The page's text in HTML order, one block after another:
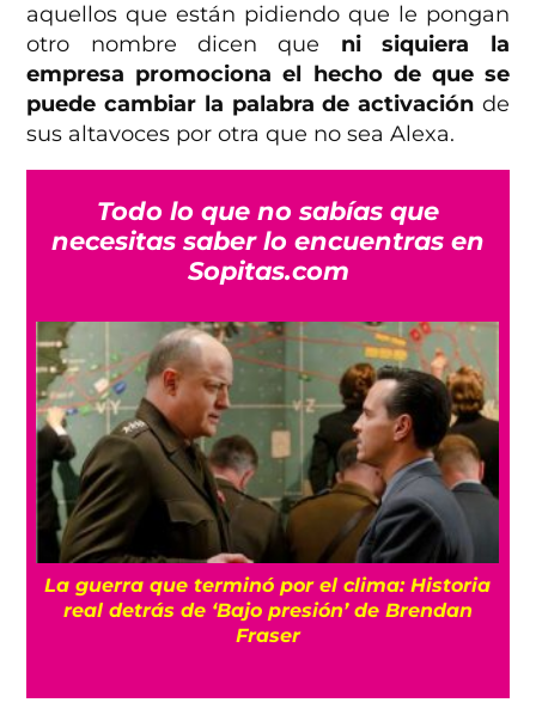
aquellos que están pidiendo que le pongan
otro nombre dicen que ni siquiera la
empresa promociona el hecho de que se
puede cambiar la palabra de activaciónde
sus altavoces por otra que no sea Alexa.
Todo lo que no sabías que
necesitas saber lo encuentras en
Sopitas.com
La guerra que terminó por el clima: Historia
real detrás de ‘Bajo presión’ de Brendan
Fraser